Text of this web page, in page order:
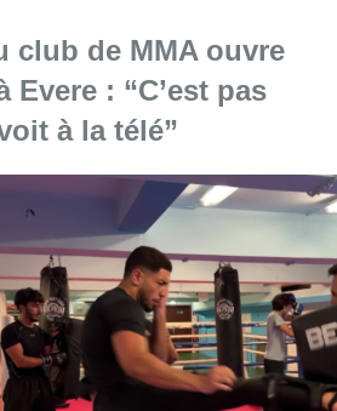
club de MMA ouvre
Evere : “C’est pas
à la télé”